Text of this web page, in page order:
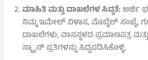
ಮಾಹಿತಿ ಮತ್ತು ದಾಖಲೆಗಳ ಸಿದ್ಧತೆ:ಅರ್ಜಿ
ನಿಮ್ಮ ಇಮೇಲ್ ವಿಳಾಸ, ಮೊಬೈಲ್ ಸಂಖ್ಯೆ,
ದಾಖಲೆಗಳು, ವಾಸಸ್ಥಳದ ಪ್ರಮಾಣಪತ್ರ
ಸ್ಕ್ಯಾನ್ ಪ್ರತಿಗಳನ್ನು ಸಿದ್ಧಪಡಿಸಿಕೊಳ್ಳಿ.